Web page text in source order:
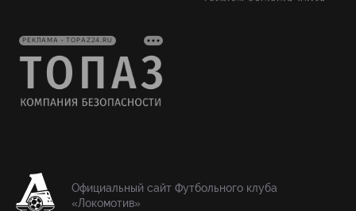
РЕКЛАМА • TOPAZ24.RU
Официальный сайт Футбольного клуба
«Локомотив»